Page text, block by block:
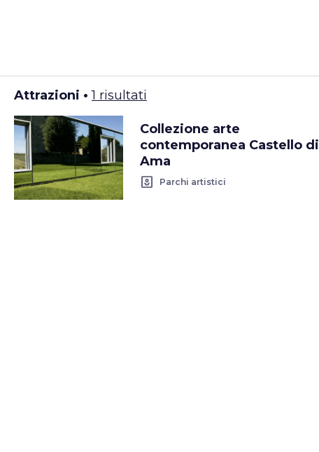
Attrazioni •1 risultati
Collezione arte
contemporanea Castello di
Ama
yard Parchi artistici